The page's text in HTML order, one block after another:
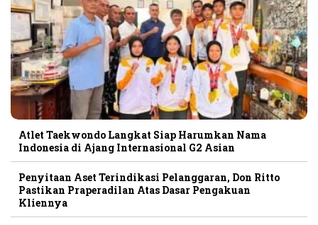
Atlet Taekwondo Langkat Siap Harumkan Nama
Indonesia di Ajang Internasional G2 Asian
Penyitaan Aset Terindikasi Pelanggaran, Don Ritto
Pastikan Praperadilan Atas Dasar Pengakuan
Kliennya